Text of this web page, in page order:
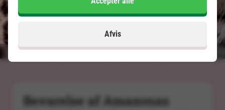
Bevarelse af Amazonas
Afvis